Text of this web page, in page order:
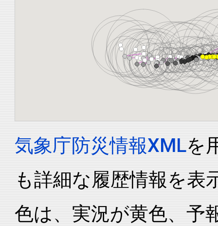
気象庁防災情報XMLを
も詳細な履歴情報を表
色は、実況が黄色、予